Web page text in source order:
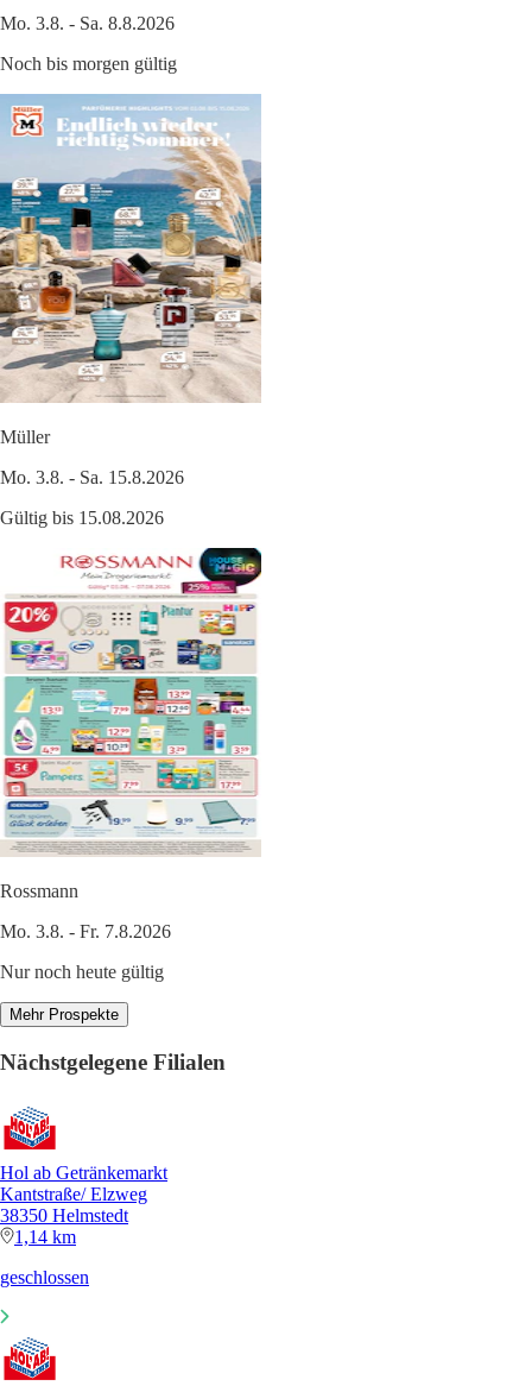
Mo. 3.8. - Sa. 8.8.2026
Noch bis morgen gültig
Müller
Mo. 3.8. - Sa. 15.8.2026
Gültig bis 15.08.2026
Rossmann
Mo. 3.8. - Fr. 7.8.2026
Nur noch heute gültig
Mehr Prospekte
Nächstgelegene Filialen
Hol ab Getränkemarkt
Kantstraße/ Elzweg
38350 Helmstedt
1,14 km
geschlossen